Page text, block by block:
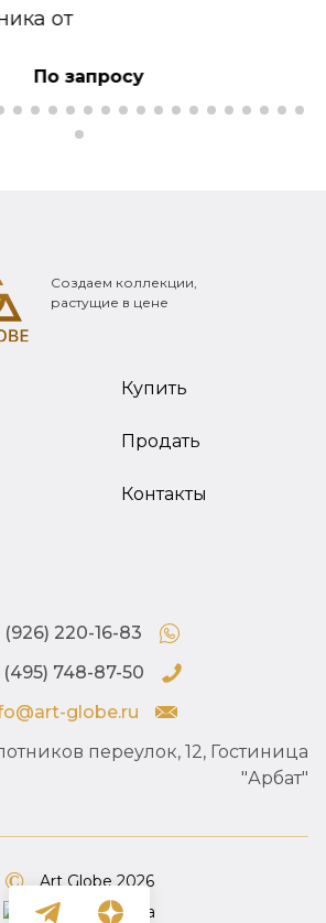
от
По запросу
Создаем коллекции,
растущие в цене
Купить
Продать
Контакты
(926) 220-16-83
(495) 748-87-50
globe.ru
переулок, 12, Гостиница
"Арбат"
Art Globe 2026